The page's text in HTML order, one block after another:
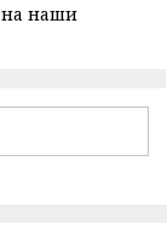
на наши